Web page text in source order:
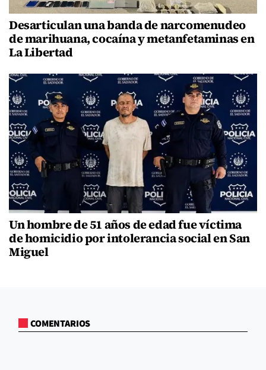
Desarticulan una banda de narcomenudeo
de marihuana, cocaína y metanfetaminas en
La Libertad
Un hombre de 51 años de edad fue víctima
de homicidio por intolerancia social en San
Miguel
COMENTARIOS